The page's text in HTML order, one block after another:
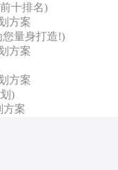
十排名)
方案
量身打造!)
方案
方案
)
方案